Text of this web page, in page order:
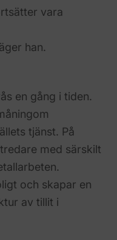
vara
han.
en gång i tiden.
tjänst. På
med särskilt
och skapar en
av tillit i